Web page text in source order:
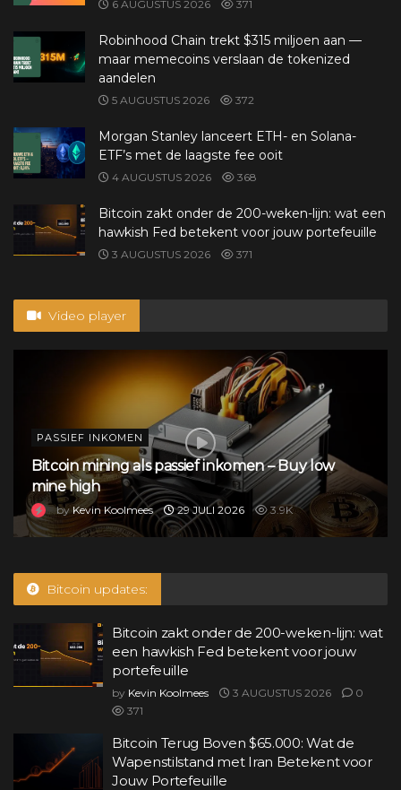
6 AUGUSTUS 2026 371
Robinhood Chain trekt $315 miljoen aan —
maar memecoins verslaan de tokenized
aandelen
5 AUGUSTUS 2026 372
Morgan Stanley lanceert ETH- en Solana-
ETF’s met de laagste fee ooit
4 AUGUSTUS 2026 368
Bitcoin zakt onder de 200-weken-lijn: wat een
hawkish Fed betekent voor jouw portefeuille
3 AUGUSTUS 2026 371
Video player
PASSIEF INKOMEN
Bitcoin mining als passief inkomen – Buy low
mine high
by Kevin Koolmees 29 JULI 2026 3.9K
Bitcoin updates:
Bitcoin zakt onder de 200-weken-lijn: wat
een hawkish Fed betekent voor jouw
portefeuille
by Kevin Koolmees 3 AUGUSTUS 2026
0
371
Bitcoin Terug Boven $65.000: Wat de
Wapenstilstand met Iran Betekent voor
Jouw Portefeuille